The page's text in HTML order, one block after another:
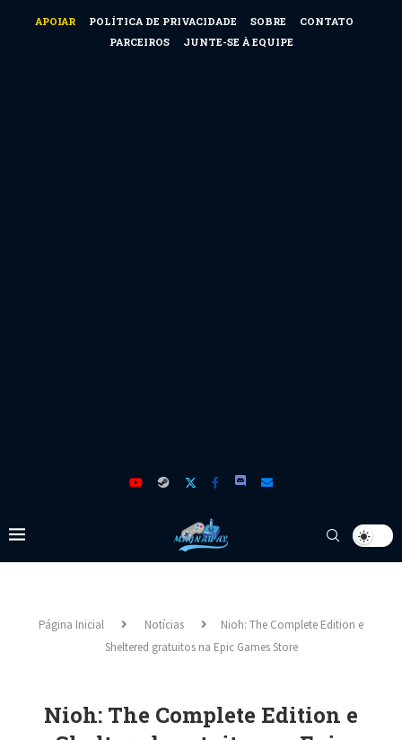
APOIAR POLÍTICA DE PRIVACIDADE SOBRE
CONTATO
PARCEIROS
JUNTE-SE À EQUIPE
Página Inicial Notícias
Nioh: The Complete Edition e
Sheltered gratuitos na Epic Games Store
Nioh: The Complete Edition e